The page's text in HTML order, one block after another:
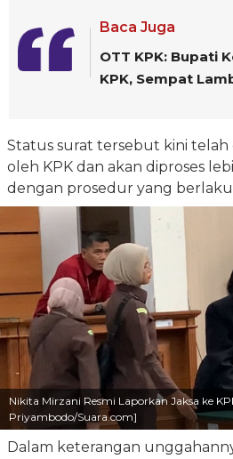
Baca Juga
OTT KPK: Bupati
KPK, Sempat
Status surat tersebut kini telah
oleh KPK dan akan diproses
dengan prosedur yang
Nikita Mirzani Resmi Laporkan Jaksa ke
Priyambodo/Suara.com]
Dalam keterangan